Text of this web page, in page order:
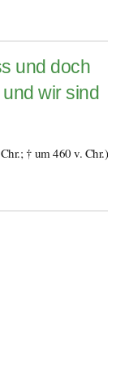
und doch
wir sind
† um 460 v. Chr.)